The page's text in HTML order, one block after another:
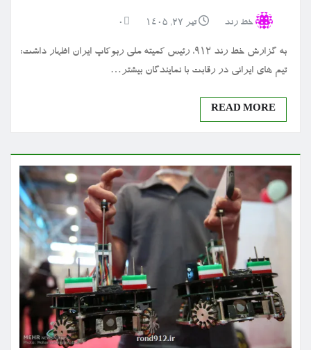
خط رند تیر ۲۷, ۱۴۰۵ 0
به گزارش خط رند 912، رئیس کمیته ملی ربوکاپ ایران اظهار داشت:
تیم های ایرانی در رقابت با نمایندگان بیشتر…
READ MORE